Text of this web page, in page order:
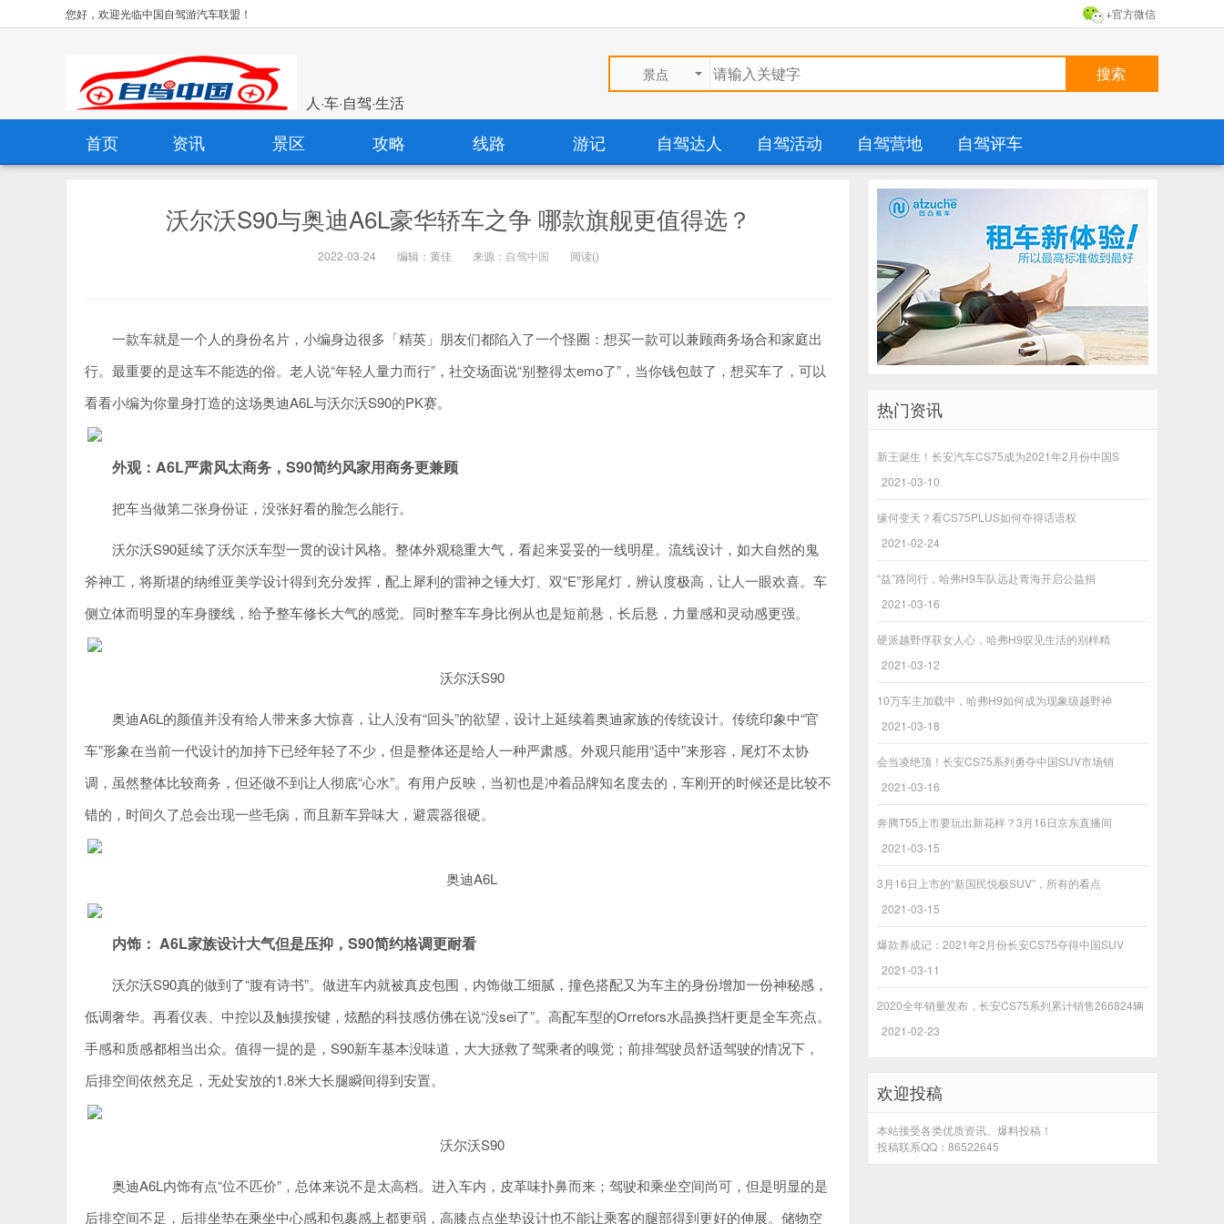
您好，欢迎光临中国自驾游汽车联盟！ +官方微信
人·车·自驾·生活
景点
首页 资讯 景区 攻略 线路 游记 自驾达人 自驾活动 自驾营地 自驾评车
沃尔沃S90与奥迪A6L豪华轿车之争 哪款旗舰更值得选？
2022-03-24 编辑：黄佳 来源： 自驾中国 阅读()
一款车就是一个人的身份名片，小编身边很多「精英」朋友们都陷入了一个怪圈：想买一款可以兼顾商务场合和家庭出
行。最重要的是这车不能选的俗。老人说“年轻人量力而行”，社交场面说“别整得太emo了”，当你钱包鼓了，想买车了，可以
看看小编为你量身打造的这场奥迪A6L与沃尔沃S90的PK赛。
外观：A6L严肃风太商务，S90简约风家用商务更兼顾
把车当做第二张身份证，没张好看的脸怎么能行。
沃尔沃S90延续了沃尔沃车型一贯的设计风格。整体外观稳重大气，看起来妥妥的一线明星。流线设计，如大自然的鬼
斧神工，将斯堪的纳维亚美学设计得到充分发挥，配上犀利的雷神之锤大灯、双“E”形尾灯，辨认度极高，让人一眼欢喜。车
侧立体而明显的车身腰线，给予整车修长大气的感觉。同时整车车身比例从也是短前悬，长后悬，力量感和灵动感更强。
沃尔沃S90
奥迪A6L的颜值并没有给人带来多大惊喜，让人没有“回头”的欲望，设计上延续着奥迪家族的传统设计。传统印象中“官
车”形象在当前一代设计的加持下已经年轻了不少，但是整体还是给人一种严肃感。外观只能用“适中”来形容，尾灯不太协
调，虽然整体比较商务，但还做不到让人彻底“心水”。有用户反映，当初也是冲着品牌知名度去的，车刚开的时候还是比较不
错的，时间久了总会出现一些毛病，而且新车异味大，避震器很硬。
奥迪A6L
内饰： A6L家族设计大气但是压抑，S90简约格调更耐看
沃尔沃S90真的做到了“腹有诗书”。做进车内就被真皮包围，内饰做工细腻，撞色搭配又为车主的身份增加一份神秘感，
低调奢华。再看仪表、中控以及触摸按键，炫酷的科技感仿佛在说“没sei了”。高配车型的Orrefors水晶换挡杆更是全车亮点。
手感和质感都相当出众。值得一提的是，S90新车基本没味道，大大拯救了驾乘者的嗅觉；前排驾驶员舒适驾驶的情况下，
后排空间依然充足，无处安放的1.8米大长腿瞬间得到安置。
沃尔沃S90
奥迪A6L内饰有点“位不匹价”，总体来说不是太高档。进入车内，皮革味扑鼻而来；驾驶和乘坐空间尚可，但是明显的是
后排空间不足，后排坐垫在乘坐中心感和包裹感上都更弱，高膝点点坐垫设计也不能让乘客的腿部得到更好的伸展。储物空
热门资讯
新王诞生！长安汽车CS75成为2021年2月份中国S
2021-03-10
缘何变天？看CS75PLUS如何夺得话语权
2021-02-24
“益”路同行，哈弗H9车队远赴青海开启公益捐
2021-03-16
硬派越野俘获女人心，哈弗H9驭见生活的别样精
2021-03-12
10万车主加载中，哈弗H9如何成为现象级越野神
2021-03-18
会当凌绝顶！长安CS75系列勇夺中国SUV市场销
2021-03-16
奔腾T55上市要玩出新花样？3月16日京东直播间
2021-03-15
3月16日上市的“新国民悦极SUV”，所有的看点
2021-03-15
爆款养成记：2021年2月份长安CS75夺得中国SUV
2021-03-11
2020全年销量发布，长安CS75系列累计销售266824辆
2021-02-23
欢迎投稿
本站接受各类优质资讯、爆料投稿！
投稿联系QQ：86522645